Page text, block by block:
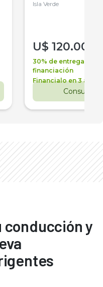
Isla Verde
U$ 120.000
30% de entrega +
financiación
Financialo en 3 años
Consultar
conducción y